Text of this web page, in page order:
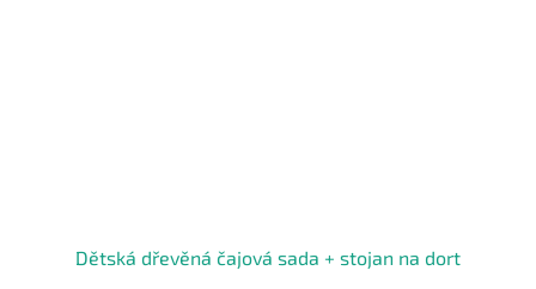
Dětská dřevěná čajová sada + stojan na dort